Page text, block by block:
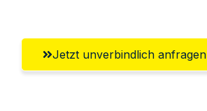
Jetzt unverbindlich anfragen